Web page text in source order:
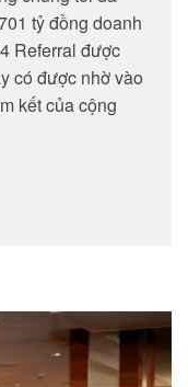
tỷ đồng doanh
Referral được
có được nhờ vào
kết của cộng